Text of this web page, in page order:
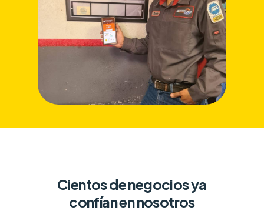
Cientos de negocios ya
confían en nosotros